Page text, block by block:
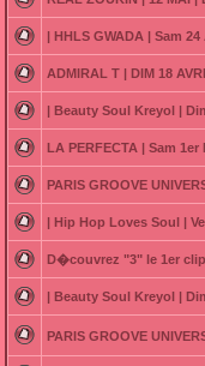
| HHLS GWADA | Sam
ADMIRAL T | DIM 18
| Beauty Soul Kreyol |
LA PERFECTA | Sam 1er
PARIS GROOVE
| Hip Hop Loves Soul |
D�couvrez "3" le 1er
| Beauty Soul Kreyol |
PARIS GROOVE